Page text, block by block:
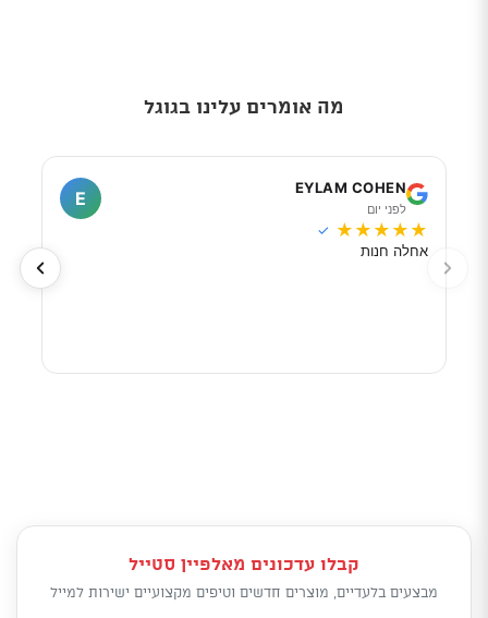
מה אומרים עלינו בגוגל
EYLAM COHEN
לפני יום
E
★
★
★
★
★
✓
אחלה חנות
קבלו עדכונים מאלפיין סטייל
מבצעים בלעדיים, מוצרים חדשים וטיפים מקצועיים ישירות למייל